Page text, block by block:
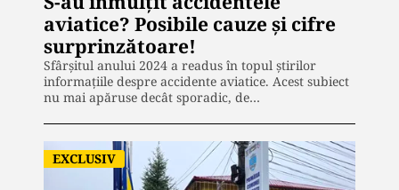
aviatice? Posibile cauze și cifre
surprinzătoare!
Sfârșitul anului 2024 a readus în topul știrilor
informațiile despre accidente aviatice. Acest subiect
nu mai apăruse decât sporadic, de…
EXCLUSIV